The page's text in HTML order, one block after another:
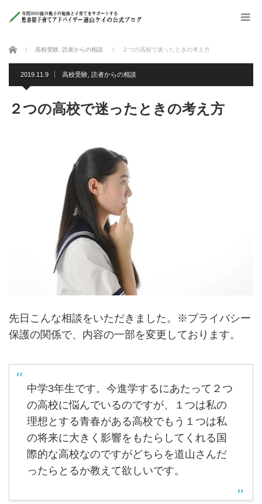
ホーム 高校受験 読者からの相談 ２つの高校で迷ったときの考え方
2019.11.9 高校受験 読者からの相談
２つの高校で迷ったときの考え方
先日こんな相談をいただきました。※プライバシー
保護の関係で、内容の一部を変更しております。
中学3年生です。今進学するにあたって２つ
の高校に悩んでいるのですが、１つは私の
理想とする青春がある高校でもう１つは私
の将来に大きく影響をもたらしてくれる国
際的な高校なのですがどちらを道山さんだ
ったらとるか教えて欲しいです。